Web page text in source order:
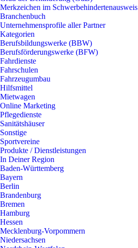
Merkzeichen im Schwerbehindertenausweis
Branchenbuch
Unternehmensprofile aller Partner
Kategorien
Berufsbildungswerke (BBW)
Berufsförderungswerke (BFW)
Fahrdienste
Fahrschulen
Fahrzeugumbau
Hilfsmittel
Mietwagen
Online Marketing
Pflegedienste
Sanitätshäuser
Sonstige
Sportvereine
Produkte / Dienstleistungen
In Deiner Region
Baden-Württemberg
Bayern
Berlin
Brandenburg
Bremen
Hamburg
Hessen
Mecklenburg-Vorpommern
Niedersachsen